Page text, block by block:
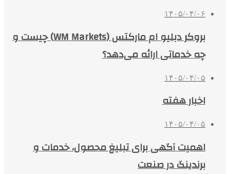
۱۴۰۵/۰۴/۰۶
بروکر دبلیو ام مارکتس (WM Markets) چیست و
چه خدماتی ارائه می‌دهد؟
۱۴۰۵/۰۴/۰۵
اخبار هفته
۱۴۰۵/۰۴/۰۵
اهمیت آگهی برای تبلیغ محصول، خدمات و
برندینگ در صنعت